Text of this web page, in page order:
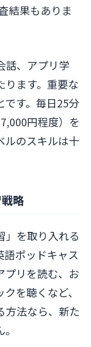
結果もありま
話、アプリ学
ります。重要な
です。毎日25分
円程度）を
ルのスキルは十
略
」を取り入れる
語ポッドキャス
プリを読む、お
を聴くなど、
方法なら、新た